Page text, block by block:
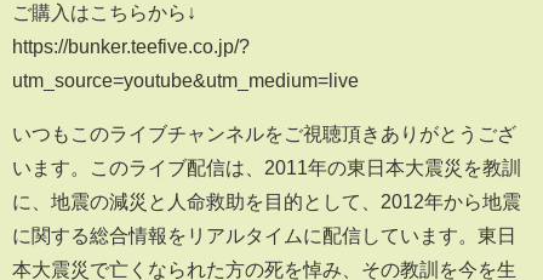
ご購入はこちらから↓
https://bunker.teefive.co.jp/?
utm_source=youtube&utm_medium=live
いつもこのライブチャンネルをご視聴頂きありがとうござ
います。このライブ配信は、2011年の東日本大震災を教訓
に、地震の減災と人命救助を目的として、2012年から地震
に関する総合情報をリアルタイムに配信しています。東日
本大震災で亡くなられた方の死を悼み、その教訓を今を生